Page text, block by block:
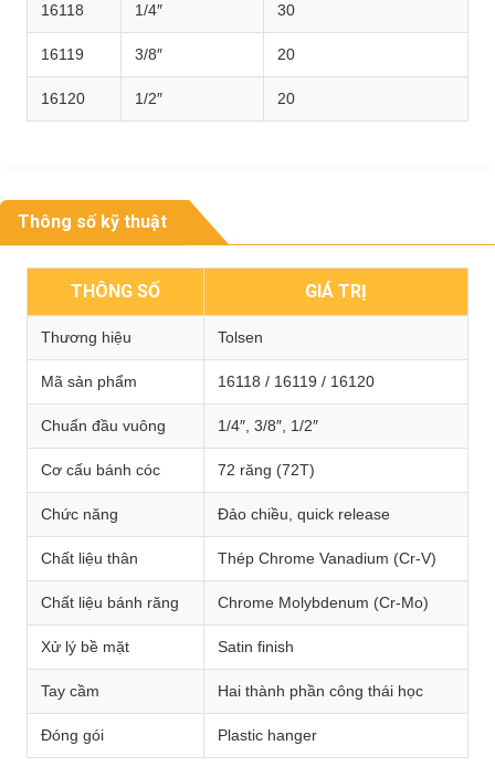
16118 1/4″ 30
16119 3/8″ 20
16120 1/2″ 20
Thông số kỹ thuật
THÔNG SỐ GIÁ TRỊ
Thương hiệu Tolsen
Mã sản phẩm 16118 / 16119 / 16120
Chuẩn đầu vuông 1/4″, 3/8″, 1/2″
Cơ cấu bánh cóc 72 răng (72T)
Chức năng Đảo chiều, quick release
Chất liệu thân Thép Chrome Vanadium (Cr-V)
Chất liệu bánh răng Chrome Molybdenum (Cr-Mo)
Xử lý bề mặt Satin finish
Tay cầm Hai thành phần công thái học
Đóng gói Plastic hanger